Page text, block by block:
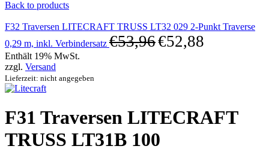
Back to products
F32 Traversen LITECRAFT TRUSS LT32 029 2-Punkt Traverse
0,29 m, inkl. Verbindersatz €53,96€52,88
Enthält 19% MwSt.
zzgl. Versand
Lieferzeit: nicht angegeben
F31 Traversen LITECRAFT
TRUSS LT31B 100